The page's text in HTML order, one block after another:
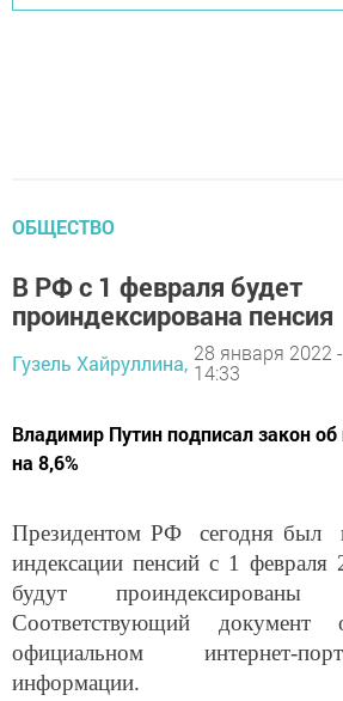
ОБЩЕСТВО
В РФ с 1 февраля будет
проиндексирована пенсия
Гузель Хайруллина, 28 января 2022 -
14:33
Владимир Путин подписал закон об
на 8,6%
Президентом РФ сегодня был
индексации пенсий с 1 февраля
будут
Соответствующий документ
официальном интернет-
информации.